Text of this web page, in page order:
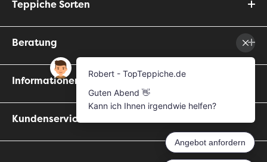
Teppiche Sorten
Beratung
Informationen
Kundenservice